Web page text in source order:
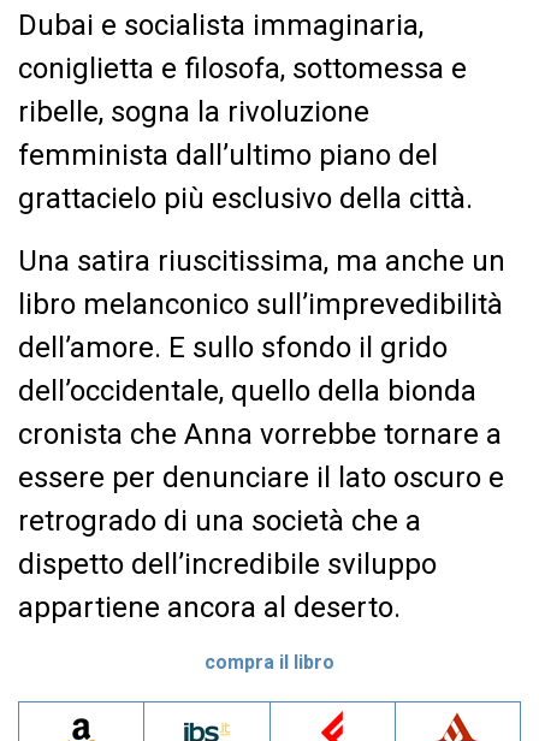
Dubai e socialista immaginaria,
coniglietta e filosofa, sottomessa e
ribelle, sogna la rivoluzione
femminista dall’ultimo piano del
grattacielo più esclusivo della città.
Una satira riuscitissima, ma anche un
libro melanconico sull’imprevedibilità
dell’amore. E sullo sfondo il grido
dell’occidentale, quello della bionda
cronista che Anna vorrebbe tornare a
essere per denunciare il lato oscuro e
retrogrado di una società che a
dispetto dell’incredibile sviluppo
appartiene ancora al deserto.
compra il libro